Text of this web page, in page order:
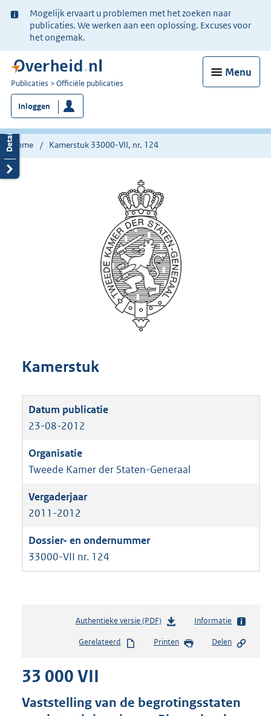
Ter
informatie:
Mogelijk ervaart u problemen met het zoeken naar
publicaties. We werken aan een oplossing. Excuses voor
het ongemak.
Menu
U
bent
nu
hier:
Publicaties Officiële publicaties
Inloggen
Home Kamerstuk 33000-VII, nr. 124
Kamerstuk
23-08-2012
Tweede Kamer der Staten-Generaal
2011-2012
33000-VII nr. 124
Authentieke versie (PDF)b
s
s
Informatie
Gerelateerd Printen Delen
33 000 VII
Vaststelling van de begrotingsstaten